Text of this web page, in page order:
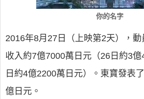
你的名字
2016年8月27日（上映第2天），
收入約7億7000萬日元（26日約3
日約4億2200萬日元）。東寶發表
億日元。